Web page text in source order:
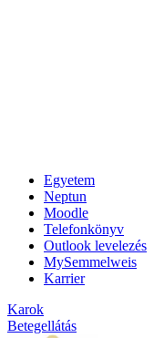
Egyetem
Neptun
Moodle
Telefonkönyv
Outlook levelezés
MySemmelweis
Karrier
Karok
Betegellátás